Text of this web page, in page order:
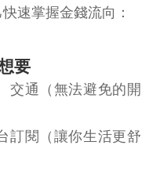
速掌握金錢流向：
要
交通（無法避免的開
訂閱（讓你生活更舒